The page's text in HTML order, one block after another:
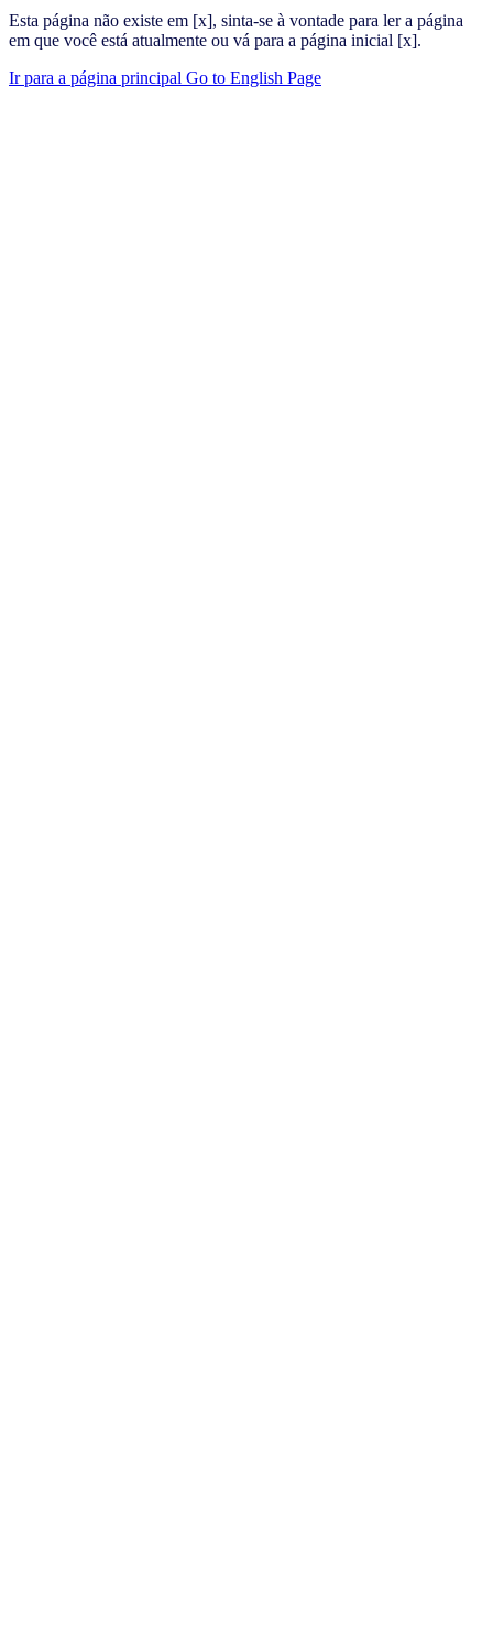
Esta página não existe em [x], sinta-se à vontade para ler a página
em que você está atualmente ou vá para a página inicial [x].
Ir para a página principal Go to English Page